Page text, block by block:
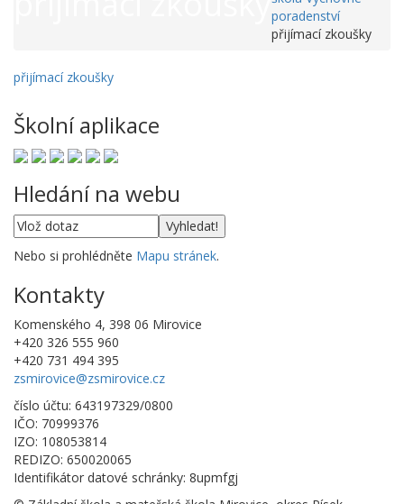
poradenství
přijímací zkoušky
přijímací zkoušky
Školní aplikace
Hledání na webu
Nebo si prohlédněte Mapu stránek.
Kontakty
Komenského 4, 398 06 Mirovice
+420 326 555 960
+420 731 494 395
zsmirovice@zsmirovice.cz
číslo účtu: 643197329/0800
IČO: 70999376
IZO: 108053814
REDIZO: 650020065
Identifikátor datové schránky: 8upmfgj